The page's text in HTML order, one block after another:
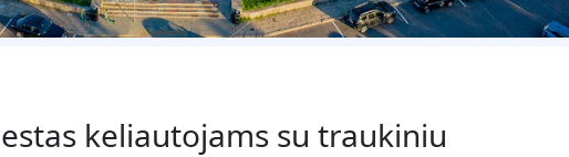
keliautojams su traukiniu